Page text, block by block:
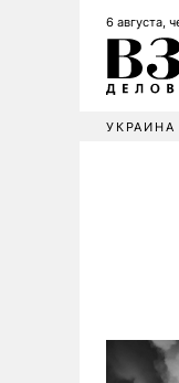
6 августа,
УКРАИНА